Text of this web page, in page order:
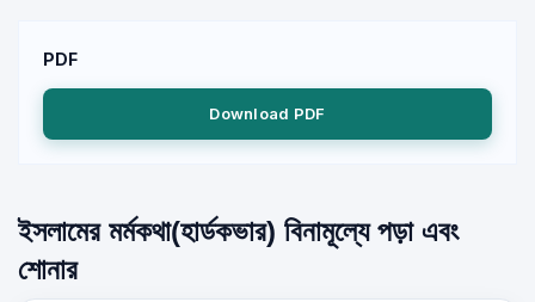
PDF
Download PDF
ইসলামের মর্মকথা(হার্ডকভার) বিনামূল্যে পড়া এবং
শোনার